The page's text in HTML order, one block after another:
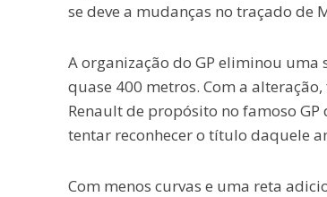
se deve a mudanças no traçado de
A organização do GP eliminou
quase 400 metros. Com a
Renault de propósito no famoso
tentar reconhecer o título daquele
Com menos curvas e uma reta